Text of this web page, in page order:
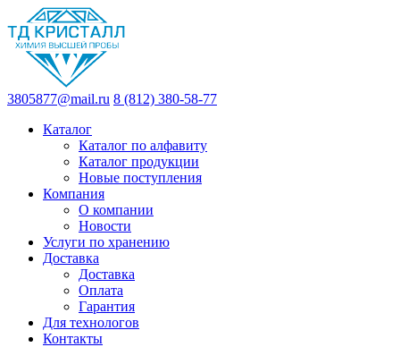
3805877@mail.ru 8 (812) 380-58-77
Каталог
Каталог по алфавиту
Каталог продукции
Новые поступления
Компания
О компании
Новости
Услуги по хранению
Доставка
Доставка
Оплата
Гарантия
Для технологов
Контакты